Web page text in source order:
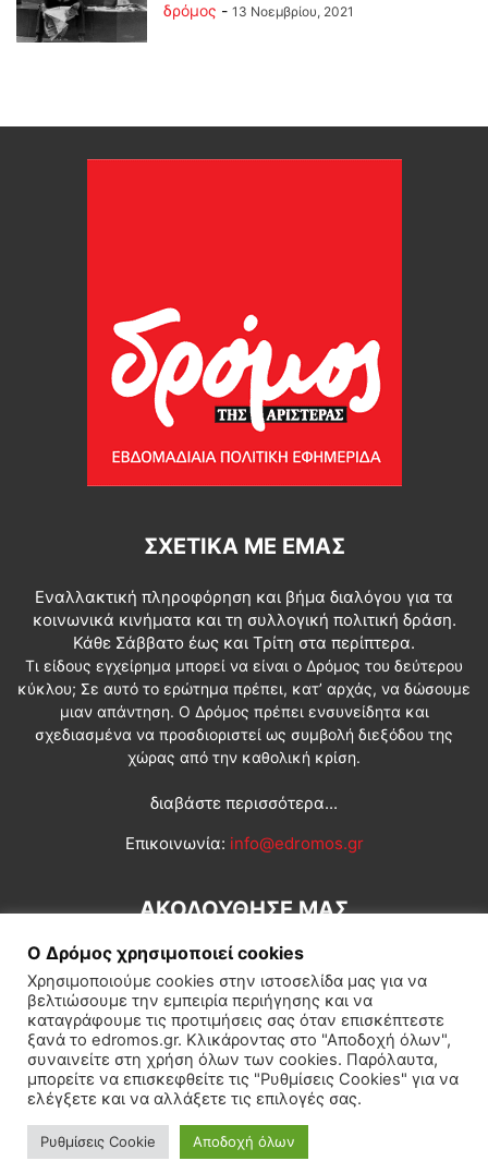
δρόμος - 13 Νοεμβρίου, 2021
ΣΧΕΤΙΚΆ ΜΕ ΕΜΆΣ
Εναλλακτική πληροφόρηση και βήμα διαλόγου για τα
κοινωνικά κινήματα και τη συλλογική πολιτική δράση.
Κάθε Σάββατο έως και Τρίτη στα περίπτερα.
Τι είδους εγχείρημα μπορεί να είναι ο Δρόμος του δεύτερου
κύκλου; Σε αυτό το ερώτημα πρέπει, κατ’ αρχάς, να δώσουμε
μιαν απάντηση. Ο Δρόμος πρέπει ενσυνείδητα και
σχεδιασμένα να προσδιοριστεί ως συμβολή διεξόδου της
χώρας από την καθολική κρίση.
διαβάστε περισσότερα...
Επικοινωνία: info@edromos.gr
ΑΚΟΛΟΥΘΗΣΕ ΜΑΣ
Εγγραφή συνδρομητή Πολιτική Διεθνή Κοινωνία
Πολιτισμός Αφιερώματα
© Δρόμος της Αριστεράς
Ο Δρόμος χρησιμοποιεί cookies
Χρησιμοποιούμε cookies στην ιστοσελίδα μας για να
βελτιώσουμε την εμπειρία περιήγησης και να
καταγράφουμε τις προτιμήσεις σας όταν επισκέπτεστε
ξανά το edromos.gr. Κλικάροντας στο "Αποδοχή όλων",
συναινείτε στη χρήση όλων των cookies. Παρόλαυτα,
μπορείτε να επισκεφθείτε τις "Ρυθμίσεις Cookies" για να
ελέγξετε και να αλλάξετε τις επιλογές σας.
Ρυθμίσεις Cookie Αποδοχή όλων